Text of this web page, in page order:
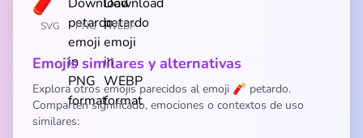
SVG PNG WEBP
Emojis similares y alternativas
Explora otros emojis parecidos al emoji 🧨 petardo.
Comparten significado, emociones o contextos de uso
similares: